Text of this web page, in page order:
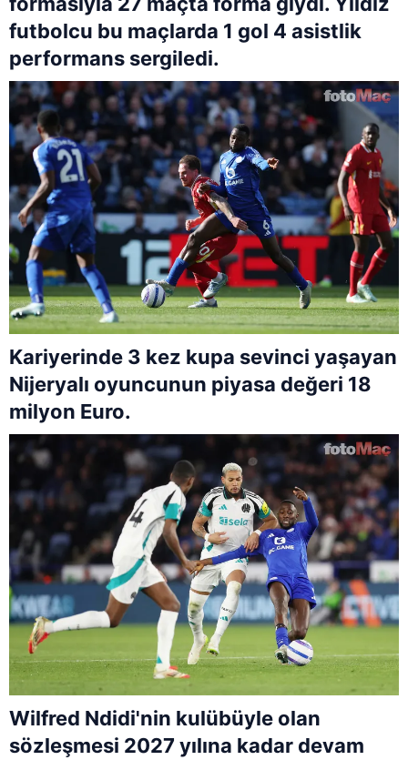
futbolcu bu maçlarda 1 gol 4 asistlik
performans sergiledi.
Kariyerinde 3 kez kupa sevinci yaşayan
Nijeryalı oyuncunun piyasa değeri 18
milyon Euro.
Wilfred Ndidi'nin kulübüyle olan
sözleşmesi 2027 yılına kadar devam